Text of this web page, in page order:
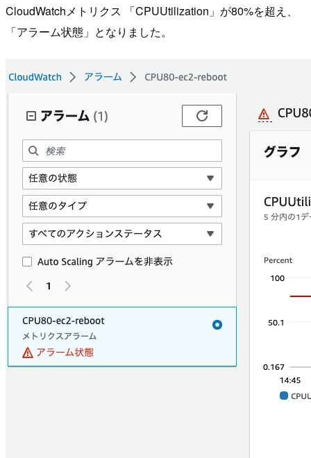
CloudWatchメトリクス 「CPUUtilization」が80%を超え、
「アラーム状態」となりました。